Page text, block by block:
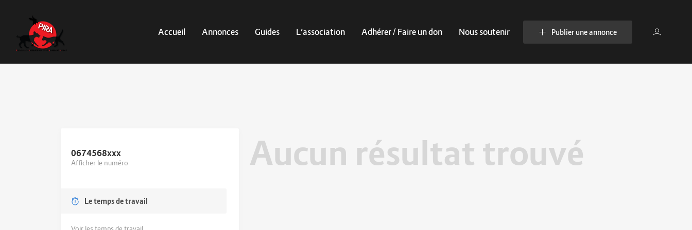
Accueil Annonces Guides L’association Adhérer / Faire un don Nous soutenir Publier une annonce
0674568xxx
Afficher le numéro
Le temps de travail
Aucun résultat trouvé